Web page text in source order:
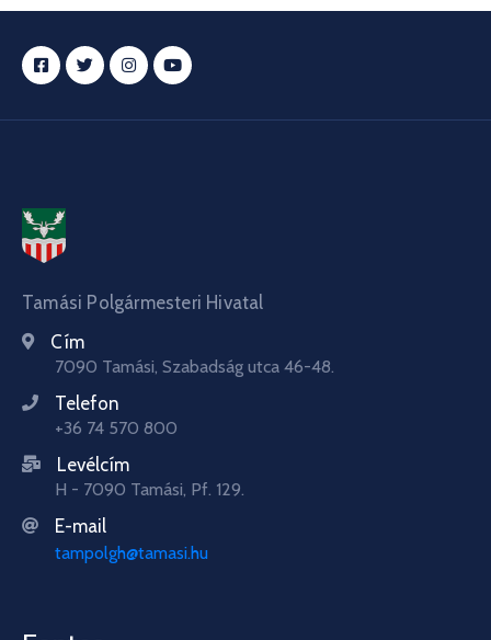
Tamási Polgármesteri Hivatal
Cím
7090 Tamási, Szabadság utca 46-48.
Telefon
+36 74 570 800
Levélcím
H - 7090 Tamási, Pf. 129.
E-mail
tampolgh@tamasi.hu